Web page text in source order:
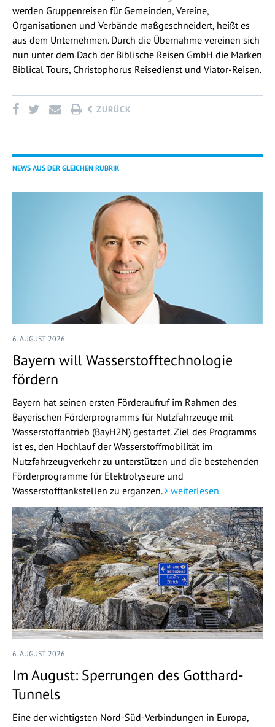
werden Gruppenreisen für Gemeinden, Vereine,
Organisationen und Verbände maßgeschneidert, heißt es
aus dem Unternehmen. Durch die Übernahme vereinen sich
nun unter dem Dach der Biblische Reisen GmbH die Marken
Biblical Tours, Christophorus Reisedienst und Viator-Reisen.
ZURÜCK
NEWS AUS DER GLEICHEN RUBRIK
6. AUGUST 2026
Bayern will Wasserstofftechnologie
fördern
Bayern hat seinen ersten Förderaufruf im Rahmen des
Bayerischen Förderprogramms für Nutzfahrzeuge mit
Wasserstoffantrieb (BayH2N) gestartet. Ziel des Programms
ist es, den Hochlauf der Wasserstoffmobilität im
Nutzfahrzeugverkehr zu unterstützen und die bestehenden
Förderprogramme für Elektrolyseure und
Wasserstofftankstellen zu ergänzen.
weiterlesen
6. AUGUST 2026
Im August: Sperrungen des Gotthard-
Tunnels
Eine der wichtigsten Nord-Süd-Verbindungen in Europa,